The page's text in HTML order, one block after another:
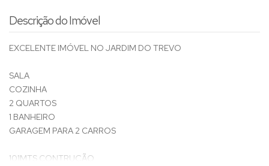
Descrição do Imóvel
EXCELENTE IMÓVEL NO JARDIM DO TREVO
SALA
COZINHA
2 QUARTOS
1 BANHEIRO
GARAGEM PARA 2 CARROS
101MTS CONTRUÇÃO